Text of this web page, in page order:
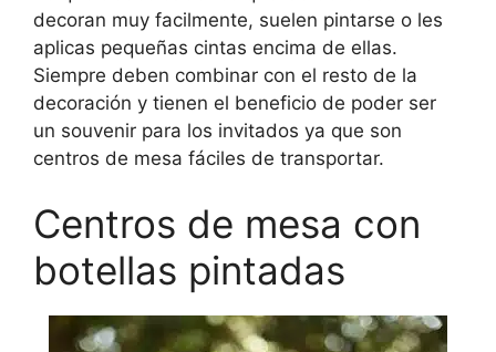
decoran muy facilmente, suelen pintarse o les
aplicas pequeñas cintas encima de ellas.
Siempre deben combinar con el resto de la
decoración y tienen el beneficio de poder ser
un souvenir para los invitados ya que son
centros de mesa fáciles de transportar.
Centros de mesa con
botellas pintadas